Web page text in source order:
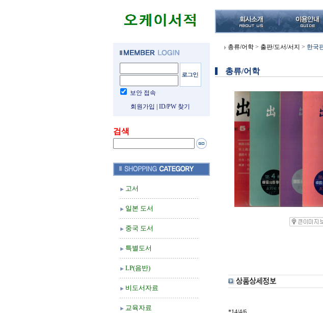
보안 접속
회원가입
ID/PW 찾기
검색
고서
일본 도서
중국 도서
특별도서
LP(음반)
비도서자료
교육자료
총류/어학 > 출판/도서/서지 > 한국
총류/어학